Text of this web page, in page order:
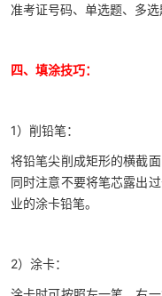
准考证号码、单选题、多
四、填涂技巧：
1）削铅笔：
将铅笔尖削成矩形的横截
同时注意不要将笔芯露出
业的涂卡铅笔。
2）涂卡：